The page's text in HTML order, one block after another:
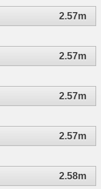
2.57m
2.57m
2.57m
2.57m
2.58m